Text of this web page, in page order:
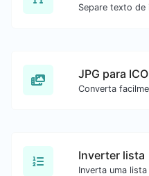
JPG para ICO
Inverter lista